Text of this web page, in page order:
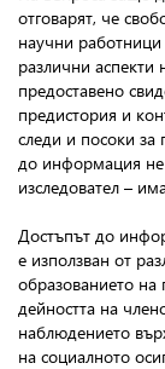
отговарят, че
научни
различни
предоставено
предистория и
следи и посоки за
до информация не
изследовател –
Достъпът до
е използван от
образованието на
дейността на
наблюдението
на социалното